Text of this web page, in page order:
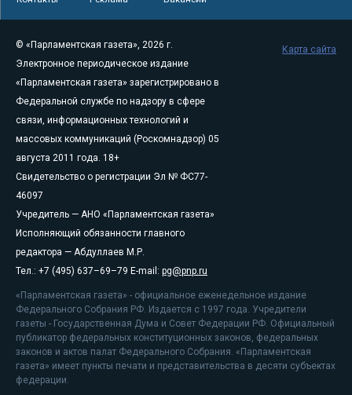
© «Парламентская газета», 2026 г.
Электронное периодическое издание
«Парламентская газета» зарегистрировано в
Федеральной службе по надзору в сфере
связи, информационных технологий и
массовых коммуникаций (Роскомнадзор) 05
августа 2011 года. 18+
Свидетельство о регистрации Эл № ФС77-
46097
Учредитель — АНО «Парламентская газета»
Исполняющий обязанности главного
редактора — Абдуллаев М.Р.
Тел.: +7 (495) 637–69–79 E-mail: pg@pnp.ru
«Парламентская газета» - официальное еженедельное издание
Федерального Собрания РФ. Издается с 1997 года. Учредители
газеты - Государственная Дума и Совет Федерации РФ. Официальный
публикатор федеральных конституционных законов, федеральных
законов и актов палат Федерального Собрания. «Парламентская
газета» имеет пункты печати и представительства в десяти субъектах
федерации.
Карта сайта